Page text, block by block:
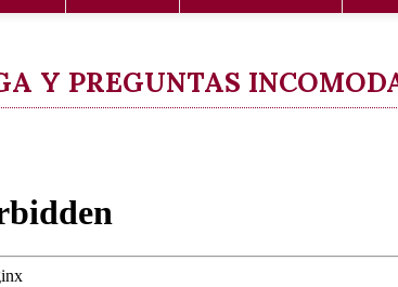
Y PREGUNTAS